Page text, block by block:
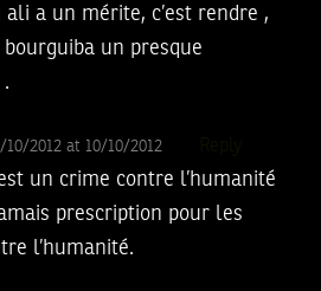
ali a un mérite, c’est rendre ,
un presque
10/2012 at 10/10/2012
un crime contre l’humanité
prescription pour les
l’humanité.